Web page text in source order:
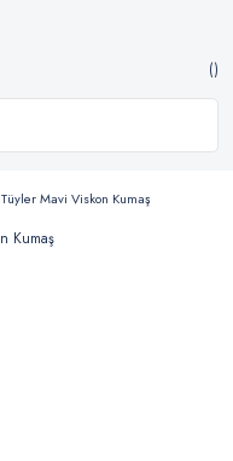
Tüyler Mavi Viskon Kumaş